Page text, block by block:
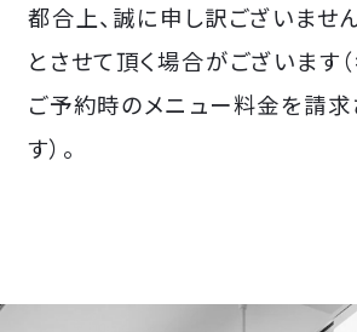
都合上、誠に申し訳ございませ
とさせて頂く場合がございます（
ご予約時のメニュー料金を請求
す）。